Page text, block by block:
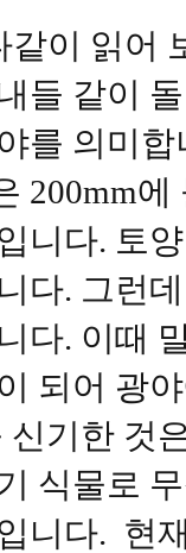
같이 읽어
들 같이
를 의미
200mm
니다. 토
다. 그런
다. 이때
되어 광
신기한 것
식물로
니다. 현